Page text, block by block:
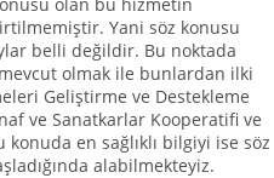
Yani söz konusu
belli değildir. Bu noktada
olmak ile bunlardan ilki
Geliştirme ve Destekleme
ve Sanatkarlar Kooperatifi ve
konuda en sağlıklı bilgiyi ise söz
alabilmekteyiz.